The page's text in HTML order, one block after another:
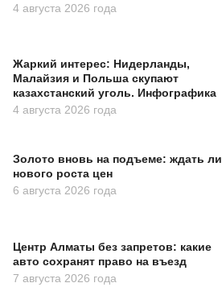
4 августа 2026 года
Жаркий интерес: Нидерланды,
Малайзия и Польша скупают
казахстанский уголь. Инфографика
4 августа 2026 года
Золото вновь на подъеме: ждать ли
нового роста цен
6 августа 2026 года
Центр Алматы без запретов: какие
авто сохранят право на въезд
7 августа 2026 года